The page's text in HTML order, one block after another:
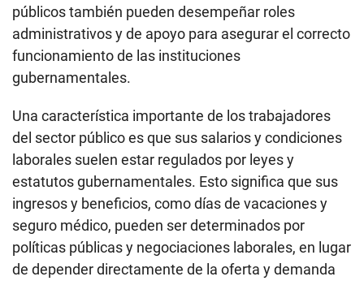
públicos también pueden desempeñar roles
administrativos y de apoyo para asegurar el correcto
funcionamiento de las instituciones
gubernamentales.
Una característica importante de los trabajadores
del sector público es que sus salarios y condiciones
laborales suelen estar regulados por leyes y
estatutos gubernamentales. Esto significa que sus
ingresos y beneficios, como días de vacaciones y
seguro médico, pueden ser determinados por
políticas públicas y negociaciones laborales, en lugar
de depender directamente de la oferta y demanda